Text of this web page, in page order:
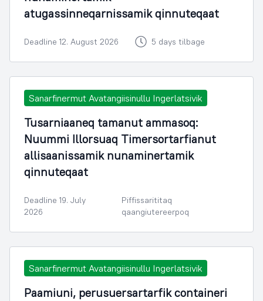
atugassinneqarnissamik qinnuteqaat
Deadline 12. August 2026 5 days tilbage
Sanarfinermut Avatangiisinullu Ingerlatsivik
Tusarniaaneq tamanut ammasoq:
Nuummi Illorsuaq Timersortarfianut
allisaanissamik nunaminertamik
qinnuteqaat
Deadline 19. July
2026
Piffissarititaq
qaangiutereerpoq
Sanarfinermut Avatangiisinullu Ingerlatsivik
Paamiuni, perusuersartarfik containeri